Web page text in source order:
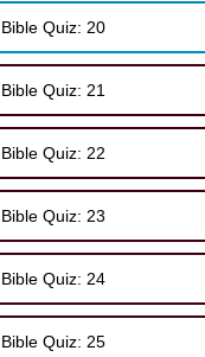
Quiz: 20
Quiz: 21
Quiz: 22
Quiz: 23
Quiz: 24
Quiz: 25